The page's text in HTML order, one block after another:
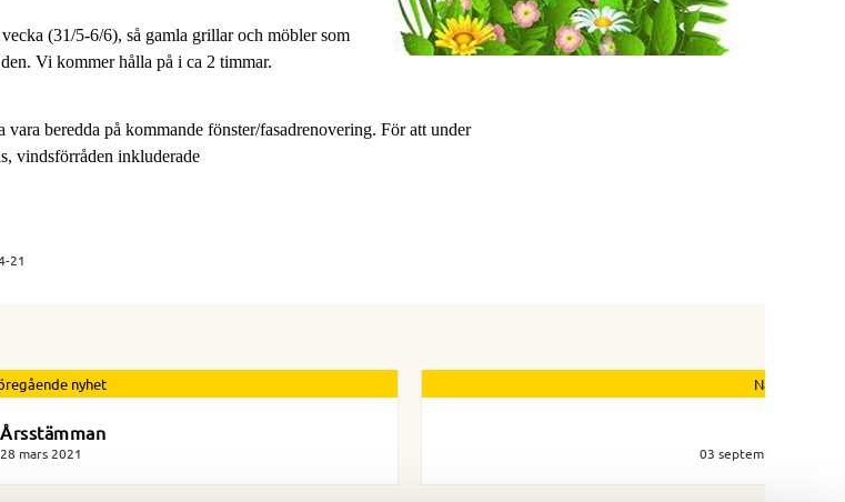
(31/5-6/6), så gamla grillar och möbler som
Vi kommer hålla på i ca 2 timmar.
beredda på kommande fönster/fasadrenovering. För att under
vindsförråden inkluderade
21
nyhet
Årsstämman
28 mars 2021
Nästa nyhet
03 september 2021